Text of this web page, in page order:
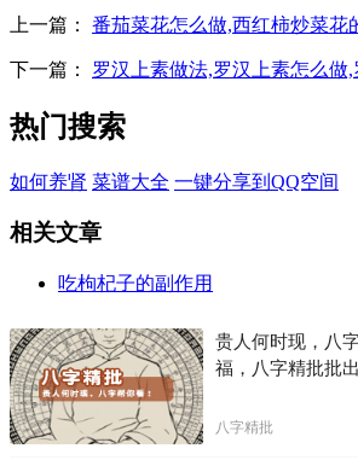
上一篇： 番茄菜花怎么做,西红柿炒菜花
下一篇： 罗汉上素做法,罗汉上素怎么做
热门搜索
如何养肾 菜谱大全 一键分享到QQ空间
相关文章
吃枸杞子的副作用
贵人何时现，八
福，八字精批批
八字精批